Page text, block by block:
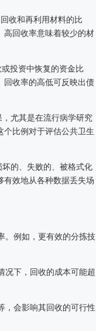
收和再利用材料的比
高回收率意味着较少的材
投资中恢复的资金比
回收率的高低可反映出债
尤其是在流行病学研究
个比例对于评估公共卫生
的、失败的、被格式化
有效地从各种数据丢失场
。例如，更有效的分拣技
况下，回收的成本可能超
，会影响其回收的可行性